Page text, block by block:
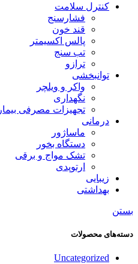
کنترل سلامت
فشارسنج
قند خون
پالس اکسیمتر
تب سنج
ترازو
توانبخشی
واکر و ویلچر
نگهداری
تجهیزات مصرفی بیمار
درمانی
ماساژور
دستگاه بخور
تشک مواج و برقی
ارتوپدی
زیبایی
بهداشتی
بستن
دسته‌های محصولات
Uncategorized